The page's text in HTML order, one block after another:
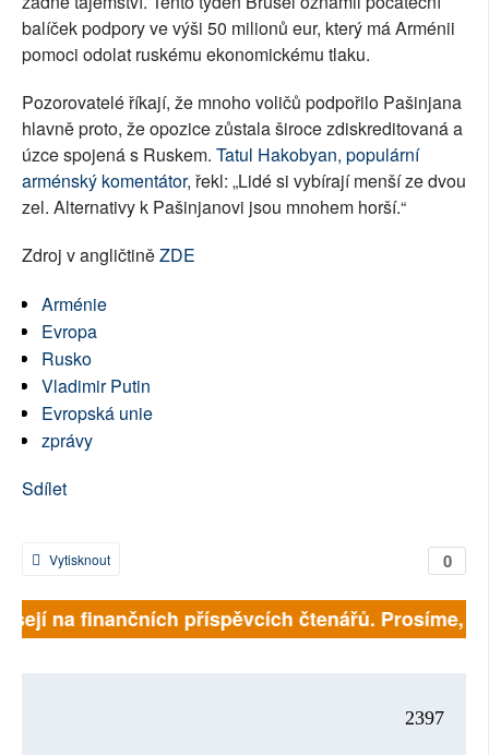
balíček podpory ve výši 50 milionů eur, který má Arménii
pomoci odolat ruskému ekonomickému tlaku.
Pozorovatelé říkají, že mnoho voličů podpořilo Pašinjana
hlavně proto, že opozice zůstala široce zdiskreditovaná a
úzce spojená s Ruskem. Tatul Hakobyan, populární
arménský komentátor, řekl: „Lidé si vybírají menší ze dvou
zel. Alternativy k Pašinjanovi jsou mnohem horší.“
Zdroj v angličtiněZDE
Arménie
Evropa
Rusko
Vladimir Putin
Evropská unie
zprávy
Sdílet
0
Vytisknout
na finančních příspěvcích čtenářů. Prosíme,
2397